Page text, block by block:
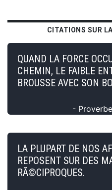
CITATIONS SUR
QUAND LA FORCE
CHEMIN, LE FAIBLE
BROUSSE AVEC SON
-
LA PLUPART DE NOS
REPOSENT SUR DES
RÃ©CIPROQUES.